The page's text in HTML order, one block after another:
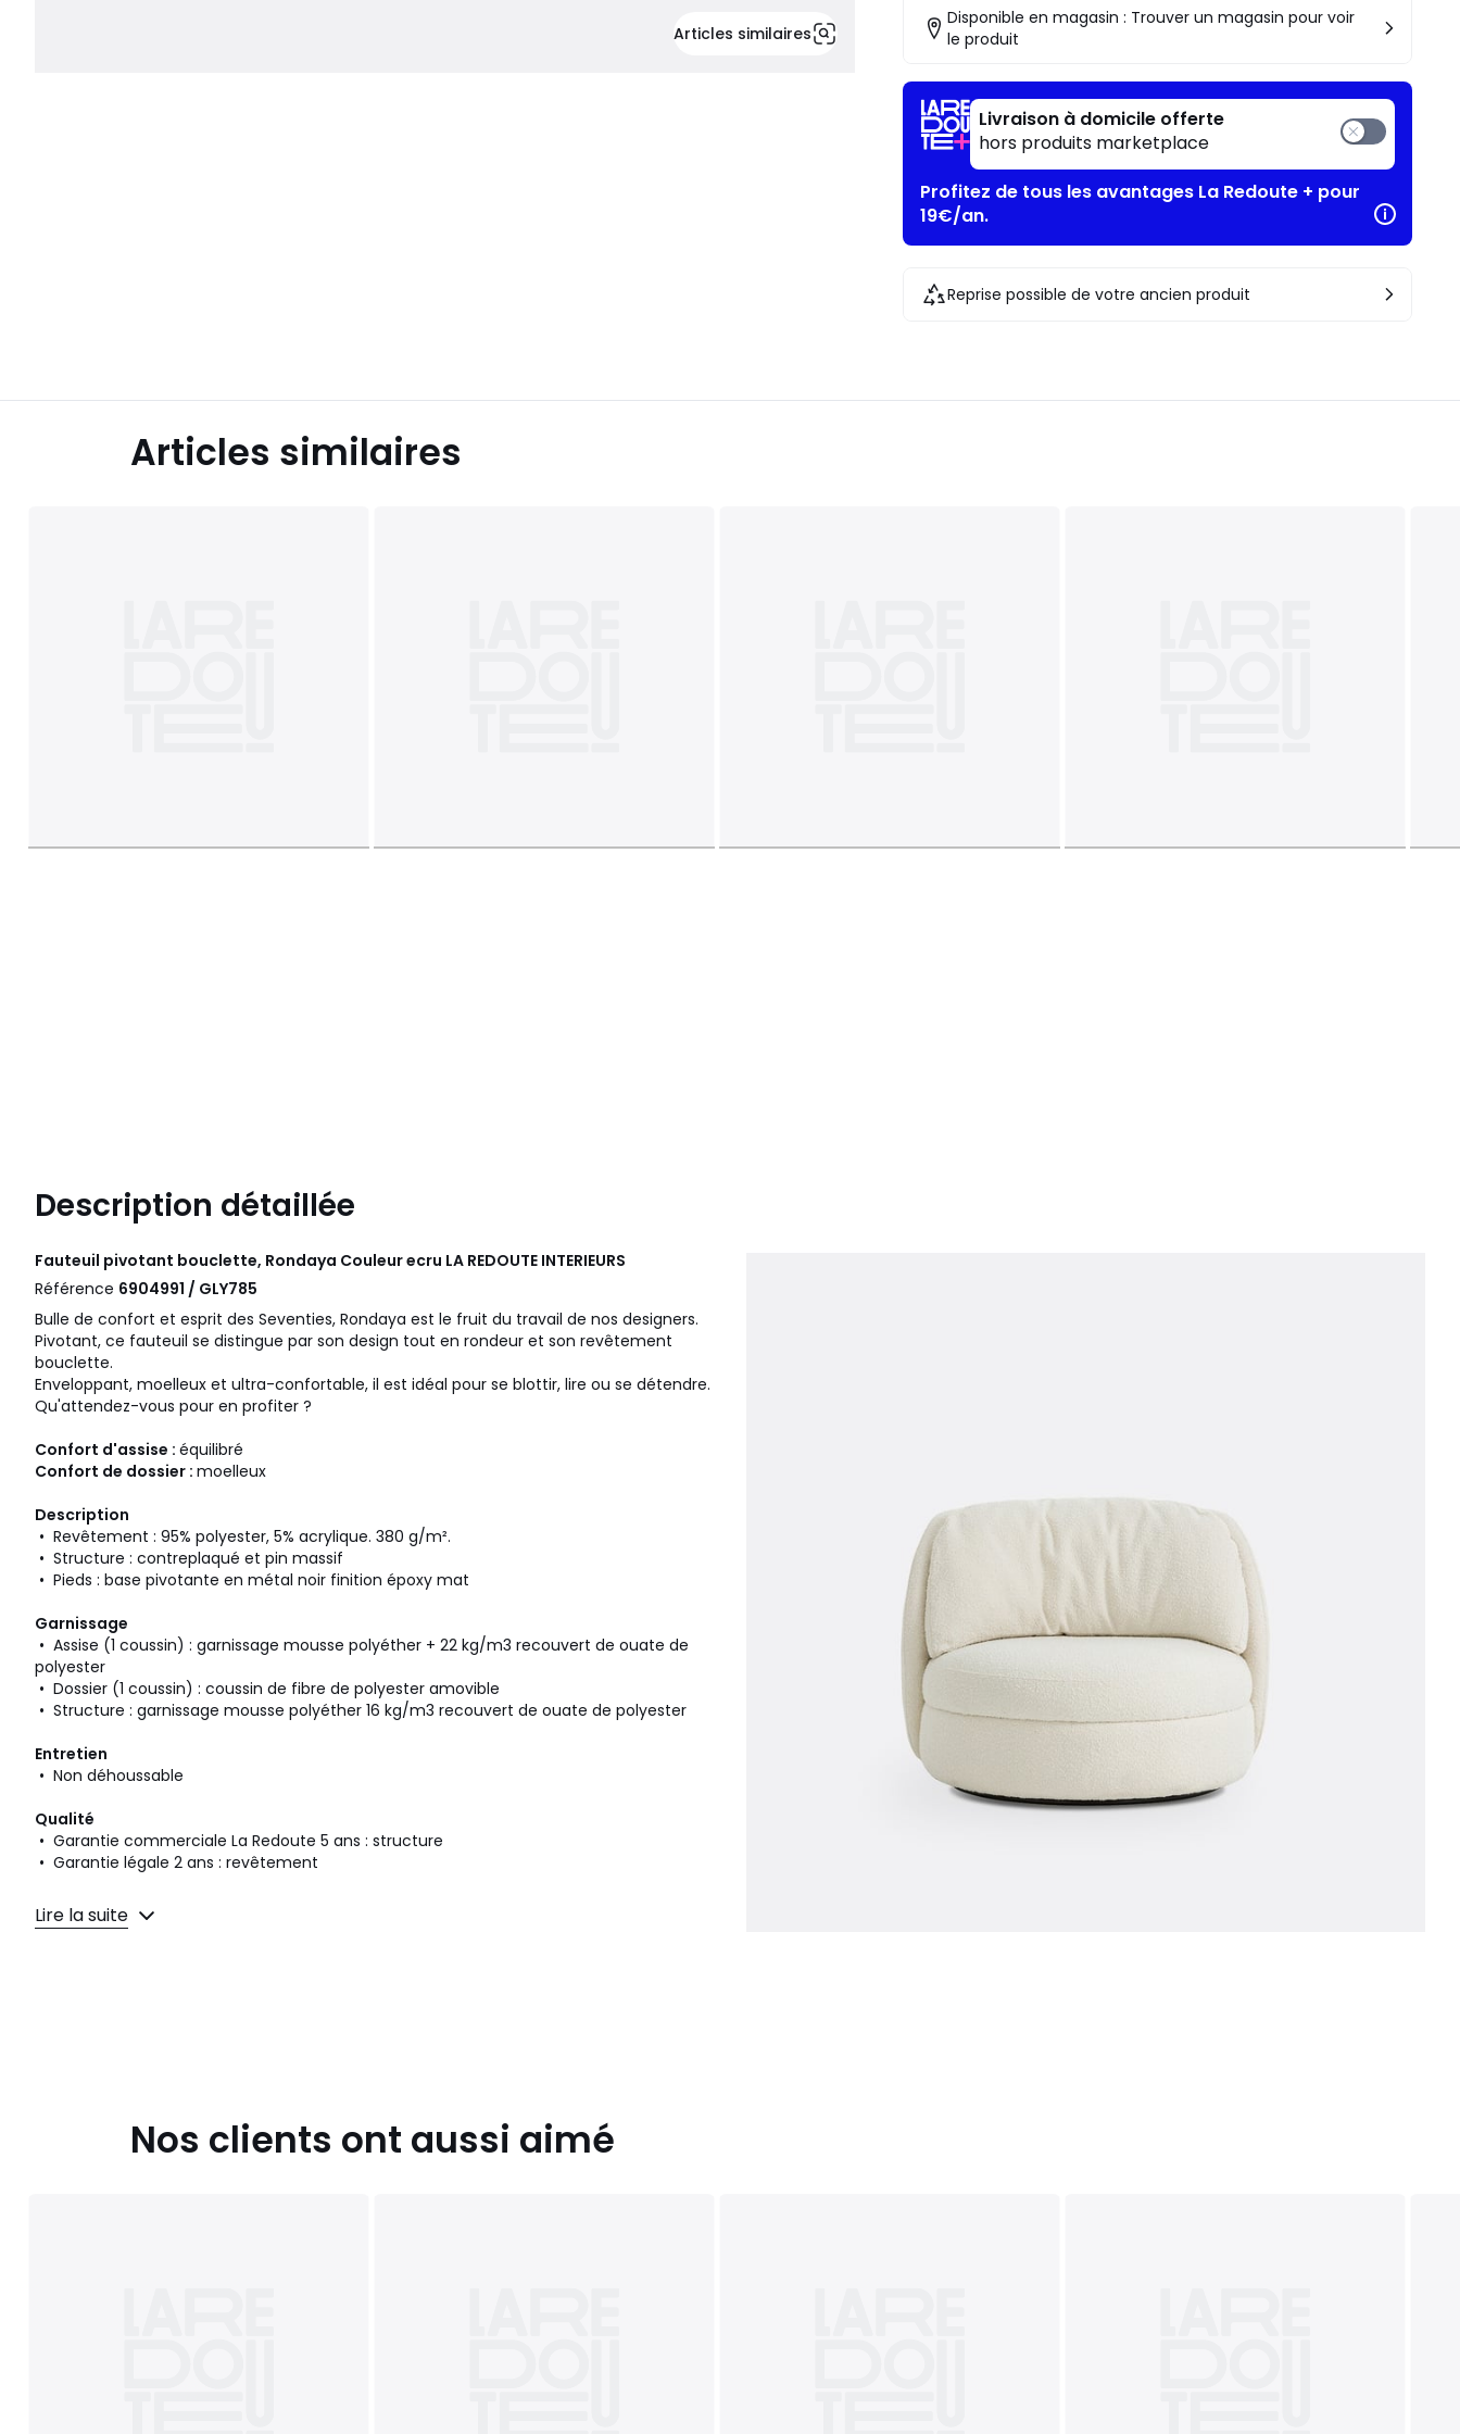
Articles similaires
Disponible en magasin : Trouver un magasin pour voir
le produit
Livraison à domicile offerte
hors produits marketplace
Profitez de tous les avantages La Redoute + pour
19€/an.
Reprise possible de votre ancien produit
Articles similaires
Description détaillée
Fauteuil pivotant bouclette, Rondaya Couleur ecru LA REDOUTE INTERIEURS
Référence 6904991 / GLY785
Bulle de confort et esprit des Seventies, Rondaya est le fruit du travail de nos designers.
Pivotant, ce fauteuil se distingue par son design tout en rondeur et son revêtement
bouclette.
Enveloppant, moelleux et ultra-confortable, il est idéal pour se blottir, lire ou se détendre.
Qu'attendez-vous pour en profiter ?
Confort d'assise : équilibré
Confort de dossier : moelleux
Description
• Revêtement : 95% polyester, 5% acrylique. 380 g/m².
• Structure : contreplaqué et pin massif
• Pieds : base pivotante en métal noir finition époxy mat
Garnissage
• Assise (1 coussin) : garnissage mousse polyéther + 22 kg/m3 recouvert de ouate de
polyester
• Dossier (1 coussin) : coussin de fibre de polyester amovible
• Structure : garnissage mousse polyéther 16 kg/m3 recouvert de ouate de polyester
Entretien
• Non déhoussable
Qualité
• Garantie commerciale La Redoute 5 ans : structure
• Garantie légale 2 ans : revêtement
Dimensions
• Longueur : 100 cm
permettront le passage du colis.
Dimensions et poids des colis
Lire la suite
Nos clients ont aussi aimé